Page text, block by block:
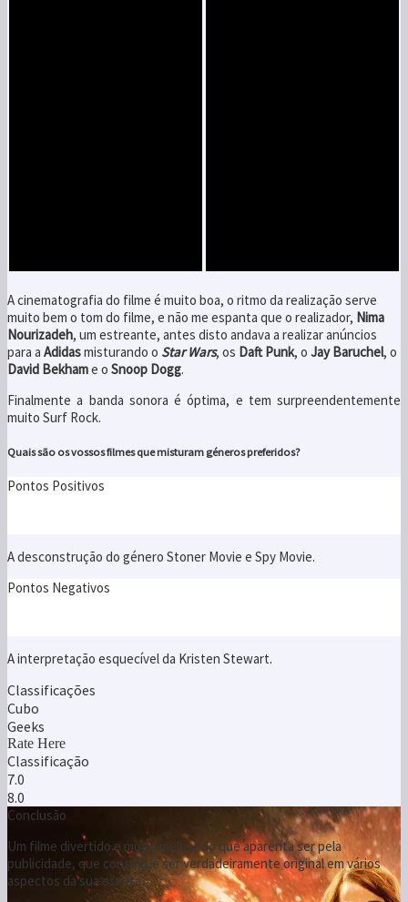
A cinematografia do filme é muito boa, o ritmo da realização serve
muito bem o tom do filme, e não me espanta que o realizador, Nima
Nourizadeh, um estreante, antes disto andava a realizar anúncios
para a Adidasmisturando o Star Wars, os Daft Punk, o Jay Baruchel, o
David Bekhame o Snoop Dogg.
Finalmente a banda sonora é óptima, e tem surpreendentemente
muito Surf Rock.
Quais são os vossos filmes que misturam géneros preferidos?
Pontos Positivos
A desconstrução do género Stoner Movie e Spy Movie.
Pontos Negativos
A interpretação esquecível da Kristen Stewart.
Classificações
Cubo
Geeks
Rate Here
Classificação
7.0
8.0
Conclusão
Um filme divertido e muito melhor do que aparenta ser pela
publicidade, que consegue ser verdadeiramente original em vários
aspectos da sua escrita.